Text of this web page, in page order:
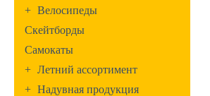
+ Велосипеды
Скейтборды
Самокаты
+ Летний ассортимент
+ Надувная продукция